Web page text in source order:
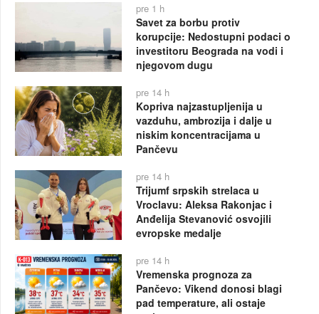
pre 1 h
Savet za borbu protiv
korupcije: Nedostupni podaci o
investitoru Beograda na vodi i
njegovom dugu
pre 14 h
Kopriva najzastupljenija u
vazduhu, ambrozija i dalje u
niskim koncentracijama u
Pančevu
pre 14 h
Trijumf srpskih strelaca u
Vroclavu: Aleksa Rakonjac i
Anđelija Stevanović osvojili
evropske medalje
pre 14 h
Vremenska prognoza za
Pančevo: Vikend donosi blagi
pad temperature, ali ostaje